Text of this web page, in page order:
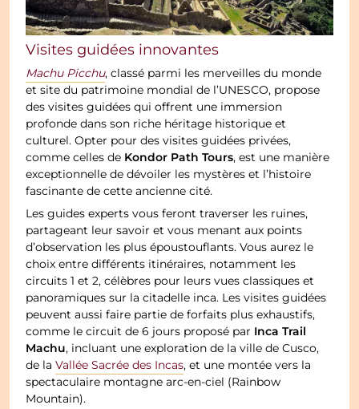
Visites guidées innovantes
Machu Picchu, classé parmi les merveilles du monde
et site du patrimoine mondial de l’UNESCO, propose
des visites guidées qui offrent une immersion
profonde dans son riche héritage historique et
culturel. Opter pour des visites guidées privées,
comme celles de Kondor Path Tours, est une manière
exceptionnelle de dévoiler les mystères et l’histoire
fascinante de cette ancienne cité.
Les guides experts vous feront traverser les ruines,
partageant leur savoir et vous menant aux points
d’observation les plus époustouflants. Vous aurez le
choix entre différents itinéraires, notamment les
circuits 1 et 2, célèbres pour leurs vues classiques et
panoramiques sur la citadelle inca. Les visites guidées
peuvent aussi faire partie de forfaits plus exhaustifs,
comme le circuit de 6 jours proposé par Inca Trail
Machu, incluant une exploration de la ville de Cusco,
de laVallée Sacrée des Incas, et une montée vers la
spectaculaire montagne arc-en-ciel (Rainbow
Mountain).